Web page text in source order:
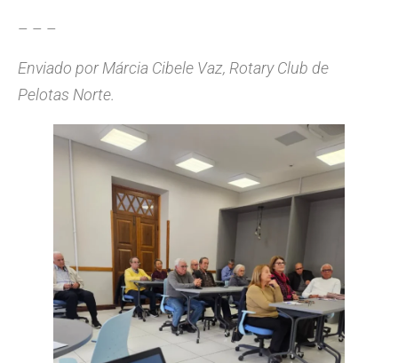
– – –
Enviado por Márcia Cibele Vaz, Rotary Club de
Pelotas Norte.